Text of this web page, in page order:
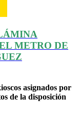
METRO DE
asignados por
de la disposición